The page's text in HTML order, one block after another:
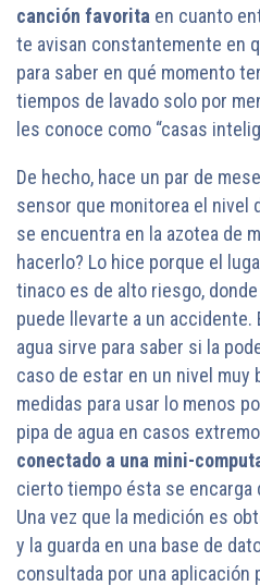
canción favorita en cuanto
te avisan constantemente en
para saber en qué momento
tiempos de lavado solo por
les conoce como “casas
De hecho, hace un par de
sensor que monitorea el nivel
se encuentra en la azotea de
hacerlo? Lo hice porque el
tinaco es de alto riesgo,
puede llevarte a un accidente.
agua sirve para saber si la
caso de estar en un nivel muy
medidas para usar lo menos
pipa de agua en casos
conectado a una mini-
cierto tiempo ésta se encarga
Una vez que la medición es
y la guarda en una base de
consultada por una aplicación